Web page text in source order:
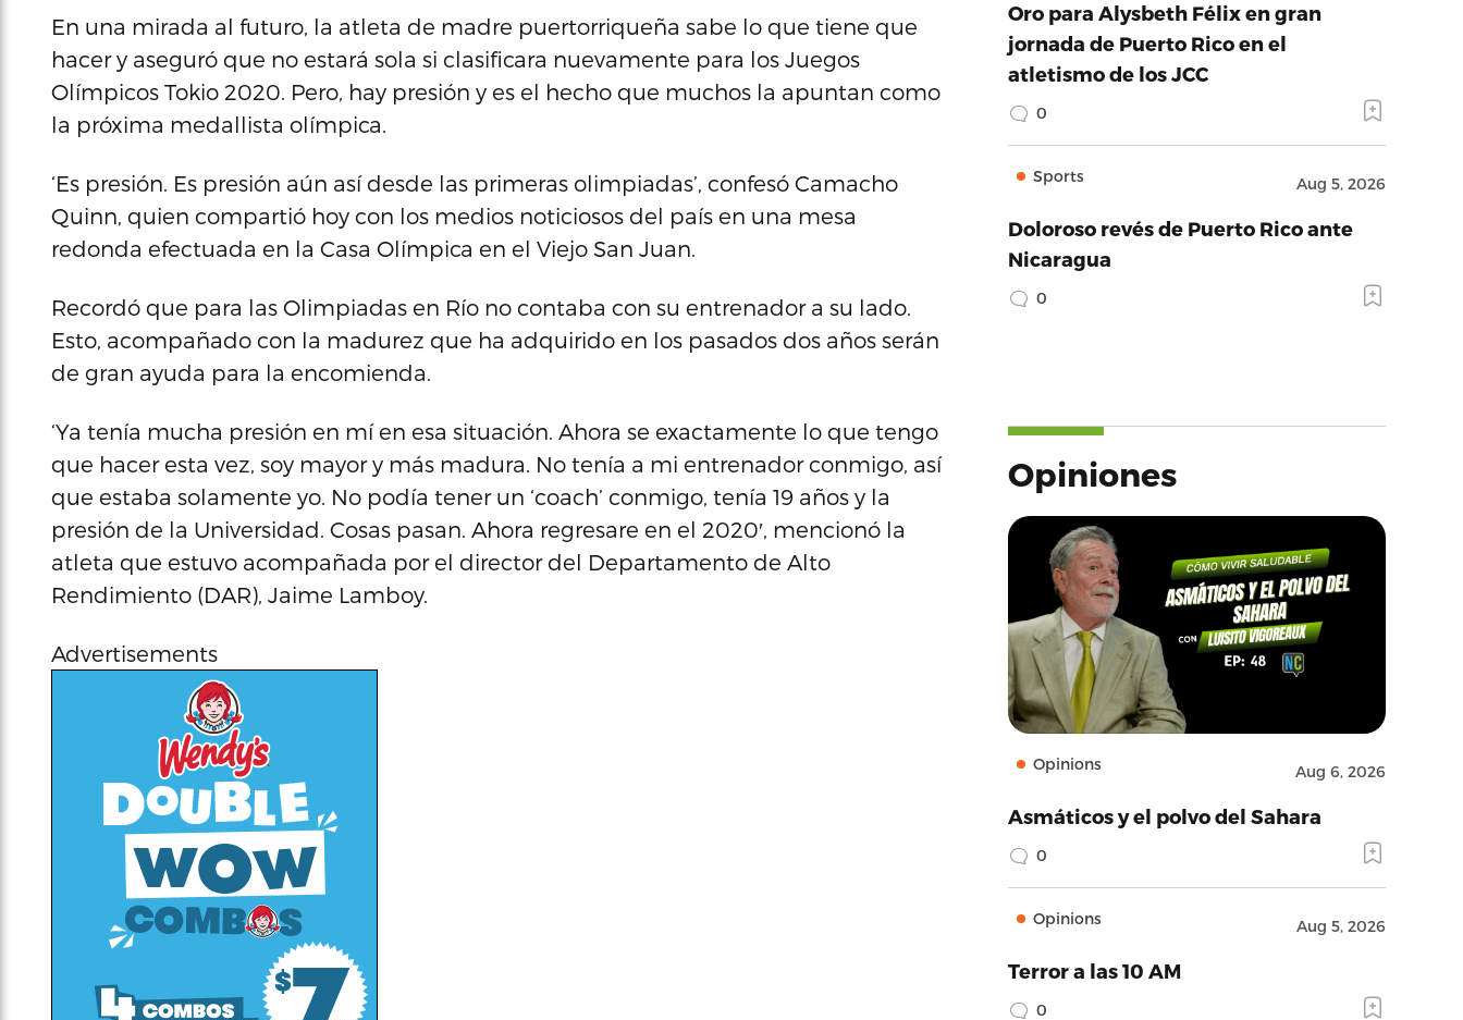
En una mirada al futuro, la atleta de madre puertorriqueña sabe lo que tiene que
hacer y aseguró que no estará sola si clasificara nuevamente para los Juegos
Olímpicos Tokio 2020. Pero, hay presión y es el hecho que muchos la apuntan como
la próxima medallista olímpica.
‘Es presión. Es presión aún así desde las primeras olimpiadas’, confesó Camacho
Quinn, quien compartió hoy con los medios noticiosos del país en una mesa
redonda efectuada en la Casa Olímpica en el Viejo San Juan.
Recordó que para las Olimpiadas en Río no contaba con su entrenador a su lado.
Esto, acompañado con la madurez que ha adquirido en los pasados dos años serán
de gran ayuda para la encomienda.
‘Ya tenía mucha presión en mí en esa situación. Ahora se exactamente lo que tengo
que hacer esta vez, soy mayor y más madura. No tenía a mi entrenador conmigo, así
que estaba solamente yo. No podía tener un ‘coach’ conmigo, tenía 19 años y la
presión de la Universidad. Cosas pasan. Ahora regresare en el 2020′, mencionó la
atleta que estuvo acompañada por el director del Departamento de Alto
Rendimiento (DAR), Jaime Lamboy.
Advertisements
Oro para Alysbeth Félix en gran
jornada de Puerto Rico en el
atletismo de los JCC
0
Sports Aug 5, 2026
Doloroso revés de Puerto Rico ante
Nicaragua
0
Opiniones
Opinions Aug 6, 2026
Asmáticos y el polvo del Sahara
0
Opinions Aug 5, 2026
Terror a las 10 AM
0